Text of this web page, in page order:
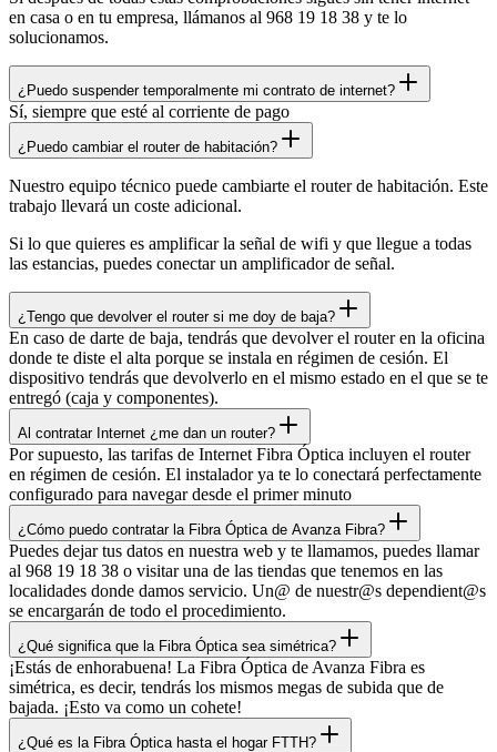
en casa o en tu empresa, llámanos al 968 19 18 38 y te lo
solucionamos.
¿Puedo suspender temporalmente mi contrato de internet?
Sí, siempre que esté al corriente de pago
¿Puedo cambiar el router de habitación?
Nuestro equipo técnico puede cambiarte el router de habitación. Este
trabajo llevará un coste adicional.
Si lo que quieres es amplificar la señal de wifi y que llegue a todas
las estancias, puedes conectar un amplificador de señal.
¿Tengo que devolver el router si me doy de baja?
En caso de darte de baja, tendrás que devolver el router en la oficina
donde te diste el alta porque se instala en régimen de cesión. El
dispositivo tendrás que devolverlo en el mismo estado en el que se te
entregó (caja y componentes).
Al contratar Internet ¿me dan un router?
Por supuesto, las tarifas de Internet Fibra Óptica incluyen el router
en régimen de cesión. El instalador ya te lo conectará perfectamente
configurado para navegar desde el primer minuto
¿Cómo puedo contratar la Fibra Óptica de Avanza Fibra?
Puedes dejar tus datos en nuestra web y te llamamos, puedes llamar
al 968 19 18 38 o visitar una de las tiendas que tenemos en las
localidades donde damos servicio. Un@ de nuestr@s dependient@s
se encargarán de todo el procedimiento.
¿Qué significa que la Fibra Óptica sea simétrica?
¡Estás de enhorabuena! La Fibra Óptica de Avanza Fibra es
simétrica, es decir, tendrás los mismos megas de subida que de
bajada. ¡Esto va como un cohete!
¿Qué es la Fibra Óptica hasta el hogar FTTH?